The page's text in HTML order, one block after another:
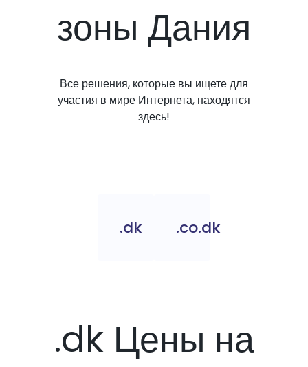
зоны Дания
Все решения, которые вы ищете для
участия в мире Интернета, находятся
здесь!
.dk .co.dk
.dk Цены на